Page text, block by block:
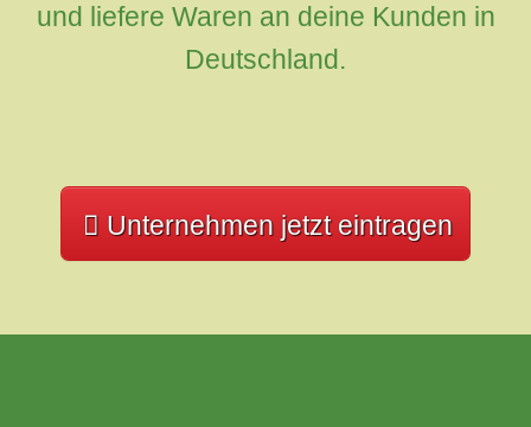
und liefere Waren an deine Kunden in
Deutschland.
Unternehmen jetzt eintragen